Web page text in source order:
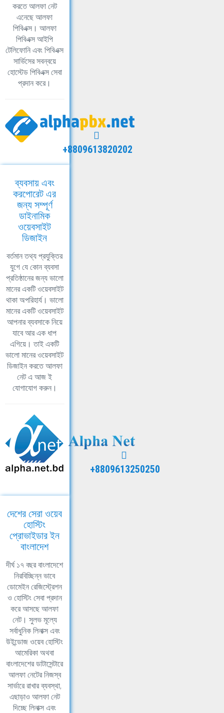
করতে আলফা নেট
এনেছে আলফা
পিবিএক্স। আলফা
পিবিএক্স আইপি
টেলিফোনি এবং পিবিএক্স
সার্ভিসের সবন্বয়ে
হোস্টেড পিবিএক্স সেবা
প্রদান করে।
+8809613820202
ব্যবসায় এবং
করপোরেট এর
জন্য সম্পূর্ণ
ডাইনামিক
ওয়েবসাইট
ডিজাইন
বর্তমান তথ্য প্রযুক্তির
যুগে যে কোন ব্যবসা
প্রতিষ্ঠানের জন্য ভালো
মানের একটি ওয়েবসাইট
থাকা অপরিহার্য। ভালো
মানের একটি ওয়েবসাইট
আপনার ব্যবসাকে নিয়ে
যাবে আর এক ধাপ
এগিয়ে। তাই একটি
ভালো মানের ওয়েবসাইট
ডিজাইন করতে আলফা
নেট এ আজ ই
যোগাযোগ করুন।
+8809613250250
দেশের সেরা ওয়েব
হোস্টিং
প্রোভাইডার ইন
বাংলাদেশ
দীর্ঘ ১৭ বছর বাংলাদেশে
নিরবিচ্ছিন্ন ভাবে
ডোমেইন রেজিস্ট্রেশন
ও হোস্টিং সেবা প্রদান
করে আসছে আলফা
নেট। সুলভ মূল্যে
সর্বাধুনিক লিনাক্স এবং
উইন্ডোজ ওয়েব হোস্টিং
আমেরিকা অথবা
বাংলাদেশের ডাটাসেন্টারে
আলফা নেটের নিজস্ব
সার্ভারে রাখার ব্যবস্থা,
এছাড়াও আলফা নেট
দিচ্ছে লিনাক্স এবং